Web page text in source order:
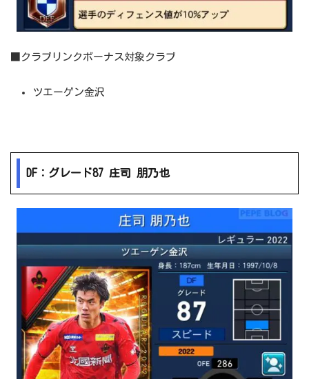
■クラブリンクボーナス対象クラブ
ツエーゲン金沢
DF：グレード87 庄司 朋乃也